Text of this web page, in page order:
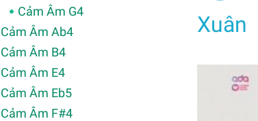
Xuân
Cảm Âm G4
Cảm Âm Ab4
Cảm Âm B4
Cảm Âm E4
Cảm Âm Eb5
Cảm Âm F#4